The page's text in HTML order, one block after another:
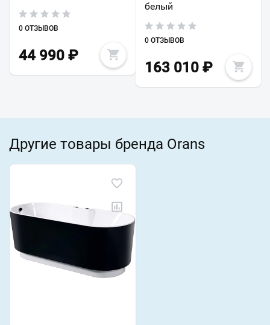
0 ОТЗЫВОВ
44 990 ₽
белый
0 ОТЗЫВОВ
163 010₽
Другие товары бренда Orans